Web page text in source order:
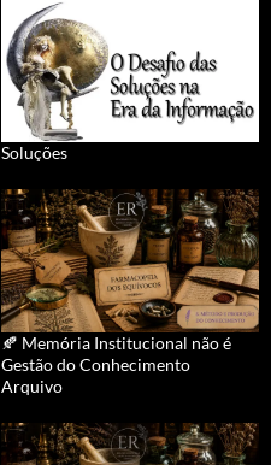
Soluções
🍂 Memória Institucional não é
Gestão do Conhecimento
Arquivo